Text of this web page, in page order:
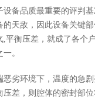
设备品质最重要的评判
的天敌，因此设备关键
,平衡压差，就成了各个
。
恶劣环境下，温度的急
压差，则腔体的密封部